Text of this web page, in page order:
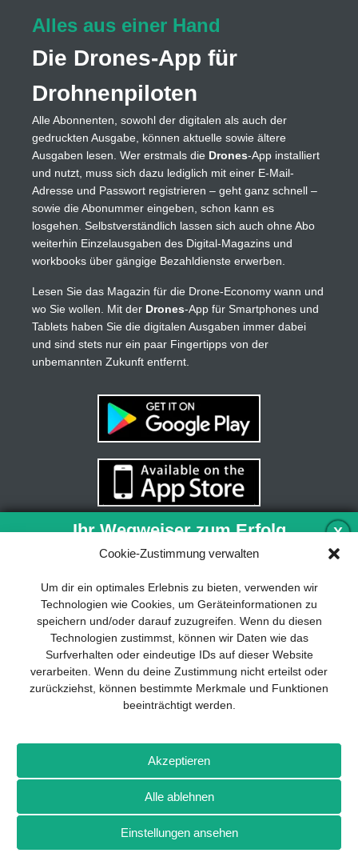
Cookie-Zustimmung verwalten
Um dir ein optimales Erlebnis zu bieten, verwenden wir
Technologien wie Cookies, um Geräteinformationen zu
speichern und/oder darauf zuzugreifen. Wenn du diesen
Technologien zustimmst, können wir Daten wie das
Surfverhalten oder eindeutige IDs auf dieser Website
verarbeiten. Wenn du deine Zustimmung nicht erteilst oder
zurückziehst, können bestimmte Merkmale und Funktionen
beeinträchtigt werden.
Akzeptieren
Alle ablehnen
Einstellungen ansehen
Alles aus einer Hand
Die Drones-App für
Drohnenpiloten
Alle Abonnenten, sowohl der digitalen als auch der
gedruckten Ausgabe, können aktuelle sowie ältere
Ausgaben lesen. Wer erstmals die Drones-App installiert
und nutzt, muss sich dazu lediglich mit einer E-Mail-
Adresse und Passwort registrieren – geht ganz schnell –
sowie die Abonummer eingeben, schon kann es
losgehen. Selbstverständlich lassen sich auch ohne Abo
weiterhin Einzelausgaben des Digital-Magazins und
workbooks über gängige Bezahldienste erwerben.
Lesen Sie das Magazin für die Drone-Economy wann und
wo Sie wollen. Mit der Drones-App für Smartphones und
Tablets haben Sie die digitalen Ausgaben immer dabei
und sind stets nur ein paar Fingertipps von der
unbemannten Zukunft entfernt.
Impressum Datenschutz Kontakt Drones+
Magazin-
Mediadaten
Weitere Magazine von Wellhausen & Marquardt Medien
X
Ihr Wegweiser zum Erfolg
nachhaltigen Geschäftsmodells sind für
jedes Unternehmen unverzichtbar. Das
Business Model Canvas hilft, sich dabei
auf das Wesentliche zu konzentrieren
und stets im Blick zu behalten, worauf es
wirklich ankommt.
Abonnieren Sie unseren kostenlosen
herunter: „Vom Produkt zum Business:
NEWSLETTER-ANMELDUNG